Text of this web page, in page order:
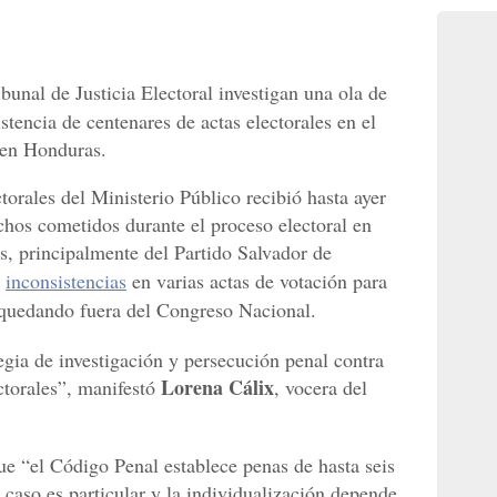
de Justicia Electoral investigan una ola de
de centenares de actas electorales en el
en Honduras.
del Ministerio Público recibió hasta ayer
cometidos durante el proceso electoral en
principalmente del Partido Salvador de
inconsistencias en varias actas de votación para
fuera del Congreso Nacional.
de investigación y persecución penal contra
manifestó Lorena Cálix, vocera del
“el Código Penal establece penas de hasta seis